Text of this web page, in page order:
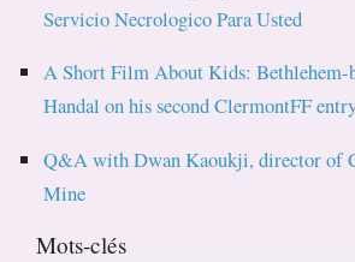
Servicio Necrologico Para Usted
A Short Film About Kids: Bethlehem-
Handal on his second ClermontFF
Q&A with Dwan Kaoukji, director of
Mine
Mots-clés